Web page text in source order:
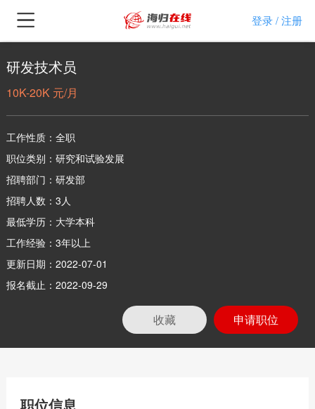
登录 /注册
研发技术员
10K-20K 元/月
工作性质：全职
职位类别：研究和试验发展
招聘部门：研发部
招聘人数：3人
最低学历：大学本科
工作经验：3年以上
更新日期：2022-07-01
报名截止：2022-09-29
收藏 申请职位
职位信息